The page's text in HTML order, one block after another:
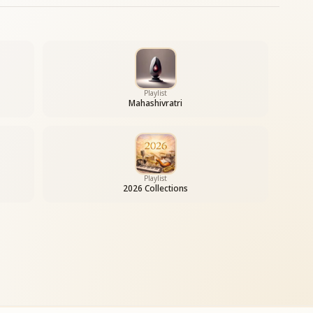
Playlist
Mahashivratri
Playlist
2026 Collections